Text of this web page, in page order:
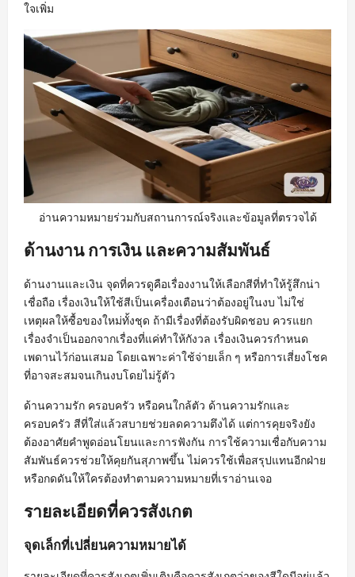
ใจเพิ่ม
อ่านความหมายร่วมกับสถานการณ์จริงและข้อมูลที่ตรวจได้
ด้านงาน การเงิน และความสัมพันธ์
ด้านงานและเงิน จุดที่ควรดูคือเรื่องงานให้เลือกสีที่ทำให้รู้สึกน่า
เชื่อถือ เรื่องเงินให้ใช้สีเป็นเครื่องเตือนว่าต้องอยู่ในงบ ไม่ใช่
เหตุผลให้ซื้อของใหม่ทั้งชุด ถ้ามีเรื่องที่ต้องรับผิดชอบ ควรแยก
เรื่องจำเป็นออกจากเรื่องที่แค่ทำให้กังวล เรื่องเงินควรกำหนด
เพดานไว้ก่อนเสมอ โดยเฉพาะค่าใช้จ่ายเล็ก ๆ หรือการเสี่ยงโชค
ที่อาจสะสมจนเกินงบโดยไม่รู้ตัว
ด้านความรัก ครอบครัว หรือคนใกล้ตัว ด้านความรักและ
ครอบครัว สีที่ใส่แล้วสบายช่วยลดความตึงได้ แต่การคุยจริงยัง
ต้องอาศัยคำพูดอ่อนโยนและการฟังกัน การใช้ความเชื่อกับความ
สัมพันธ์ควรช่วยให้คุยกันสุภาพขึ้น ไม่ควรใช้เพื่อสรุปแทนอีกฝ่าย
หรือกดดันให้ใครต้องทำตามความหมายที่เราอ่านเจอ
รายละเอียดที่ควรสังเกต
จุดเล็กที่เปลี่ยนความหมายได้